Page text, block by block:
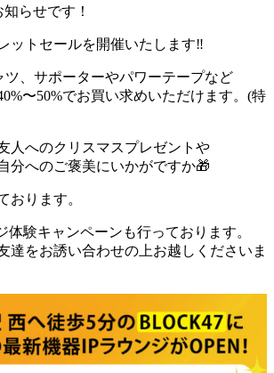
らせです！
ットセールを開催いたします‼️
ツ、サポーターやパワーテープなど
〜50%でお買い求めいただけます。(特
人へのクリスマスプレゼントや
分へのご褒美にいかがですか🎁
おります。
体験キャンペーンも行っております。
達をお誘い合わせの上お越しくださいま